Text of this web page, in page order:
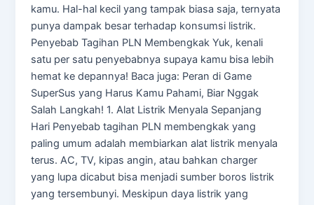
kamu. Hal-hal kecil yang tampak biasa saja, ternyata
punya dampak besar terhadap konsumsi listrik.
Penyebab Tagihan PLN Membengkak Yuk, kenali
satu per satu penyebabnya supaya kamu bisa lebih
hemat ke depannya! Baca juga: Peran di Game
SuperSus yang Harus Kamu Pahami, Biar Nggak
Salah Langkah! 1. Alat Listrik Menyala Sepanjang
Hari Penyebab tagihan PLN membengkak yang
paling umum adalah membiarkan alat listrik menyala
terus. AC, TV, kipas angin, atau bahkan charger
yang lupa dicabut bisa menjadi sumber boros listrik
yang tersembunyi. Meskipun daya listrik yang